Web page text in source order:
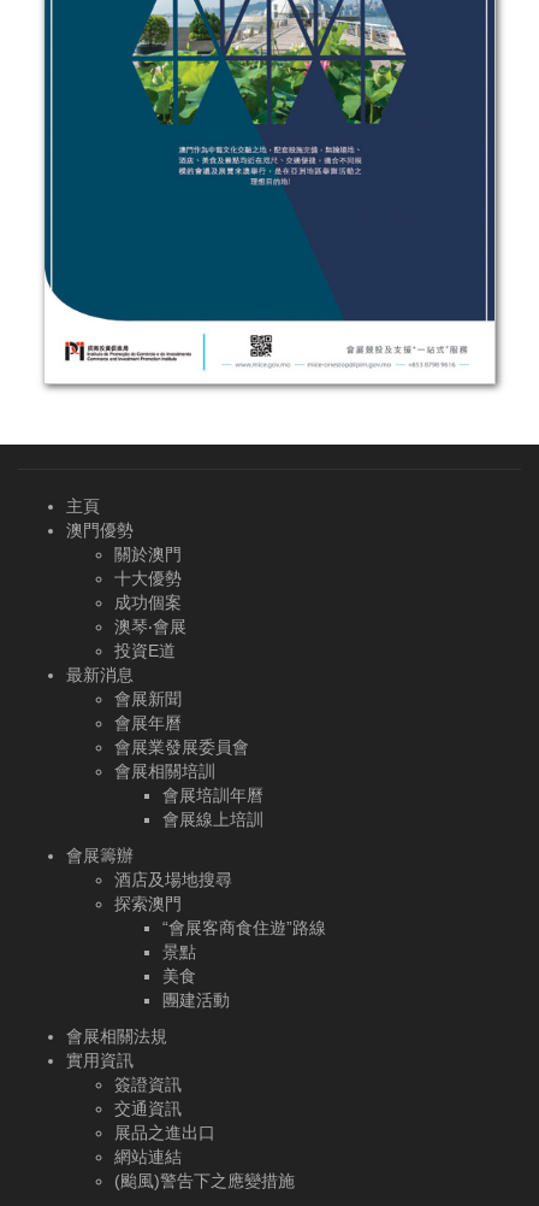
主頁
澳門優勢
關於澳門
十大優勢
成功個案
澳琴‧會展
投資E道
最新消息
會展新聞
會展年曆
會展業發展委員會
會展相關培訓
會展培訓年曆
會展線上培訓
會展籌辦
酒店及場地搜尋
探索澳門
“會展客商食住遊”路線
景點
美食
團建活動
會展相關法規
實用資訊
簽證資訊
交通資訊
展品之進出口
網站連結
(颱風)警告下之應變措施